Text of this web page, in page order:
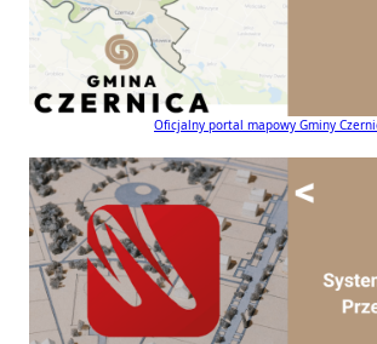
Oficjalny portal mapowy Gminy